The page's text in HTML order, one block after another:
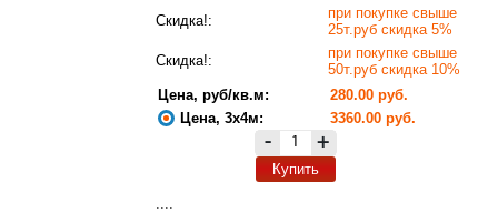
Скидка!:
при покупке свыше
25т.руб скидка 5%
Скидка!:
при покупке свыше
50т.руб скидка 10%
Цена, руб/кв.м:
280.00 руб.
Цена, 3х4м:
3360.00 руб.
- +
Купить
....